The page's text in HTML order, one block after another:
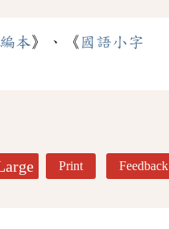
本》、《 國語小字
Print Feedback